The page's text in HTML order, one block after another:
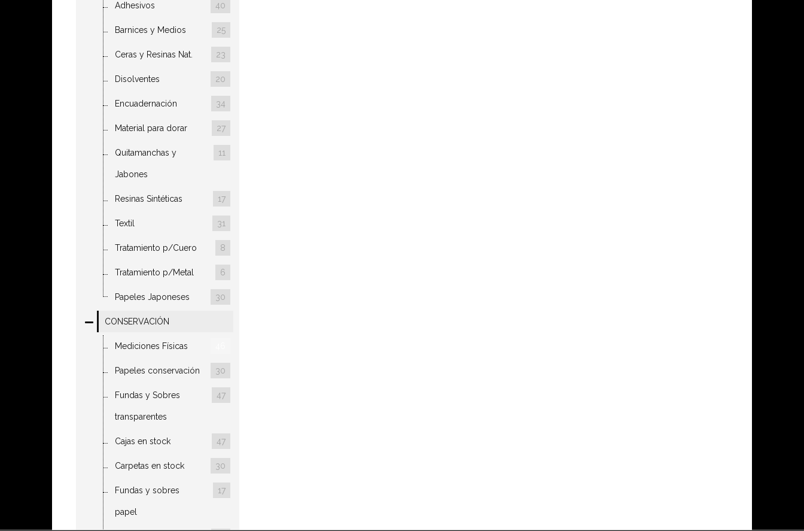
Adhesivos 40
Barnices y Medios 25
Ceras y Resinas Nat. 23
Disolventes 20
Encuadernación 34
Material para dorar 27
Quitamanchas y
Jabones
11
Resinas Sintéticas 17
Textil 31
Tratamiento p/Cuero 8
Tratamiento p/Metal 6
Papeles Japoneses 30
CONSERVACIÓN
Mediciones Físicas
Papeles conservación 30
Fundas y Sobres
transparentes
47
Cajas en stock 47
Carpetas en stock 30
Fundas y sobres
papel
17